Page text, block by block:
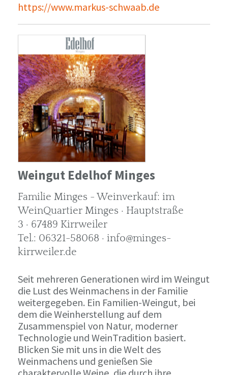
https://www.markus-schwaab.de
Weingut Edelhof Minges
Familie Minges - Weinverkauf: im
WeinQuartier Minges · Hauptstraße
3 · 67489 Kirrweiler
Tel.: 06321-58068 · info@minges-
kirrweiler.de
Seit mehreren Generationen wird im Weingut
die Lust des Weinmachens in der Familie
weitergegeben. Ein Familien-Weingut, bei
dem die Weinherstellung auf dem
Zusammenspiel von Natur, moderner
Technologie und WeinTradition basiert.
Blicken Sie mit uns in die Welt des
Weinmachens und genießen Sie